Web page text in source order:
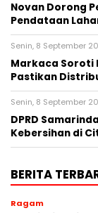
Novan Dorong
Pendataan
Senin, 8 September
Markaca Soroti
Pastikan
Senin, 8 September
DPRD
Kebersihan di
BERITA
Ragam